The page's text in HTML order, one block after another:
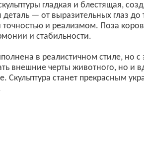
гладкая и блестящая,
— от выразительных глаз
точностью и реализмом. Поза
и стабильности.
в реалистичном стиле, но
внешние черты животного, но и
Скульптура станет прекрасным